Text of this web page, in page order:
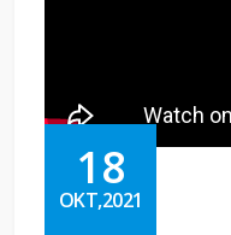
18
OKT,2021